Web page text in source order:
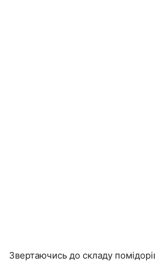
Звертаючись до складу